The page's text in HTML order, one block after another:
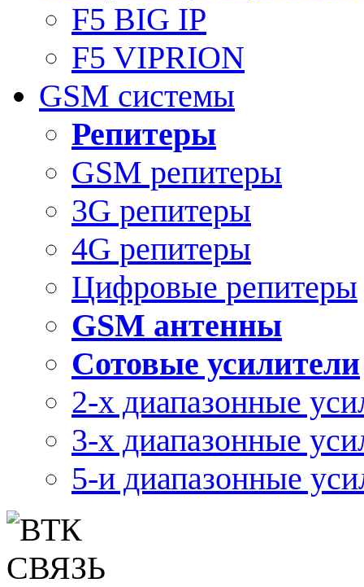
F5 BIG IP
F5 VIPRION
GSM системы
Репитеры
GSM репитеры
3G репитеры
4G репитеры
Цифровые репитеры
GSM антенны
Сотовые усилители
2-х диапазонные
3-х диапазонные
5-и диапазонные